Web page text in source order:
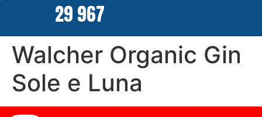
29 967
Walcher Organic Gin
Sole e Luna